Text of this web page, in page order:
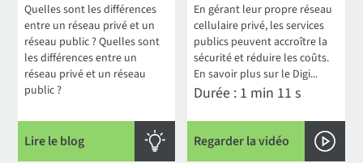
Quelles sont les différences
entre un réseau privé et un
réseau public ? Quelles sont
les différences entre un
réseau privé et un réseau
public ?
Lire le blog
En gérant leur propre réseau
cellulaire privé, les services
publics peuvent accroître la
sécurité et réduire les coûts.
En savoir plus sur le Digi...
Durée : 1 min 11 s
Regarder la vidéo